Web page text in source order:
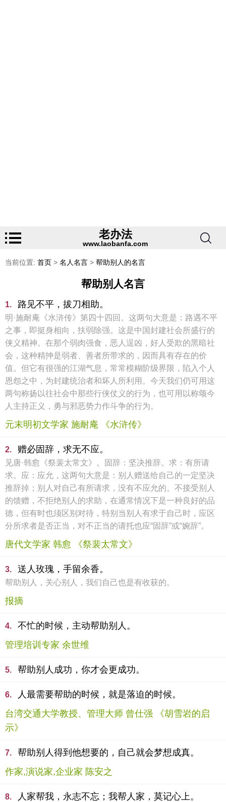
老办法
www.laobanfa.com
当前位置: 首页 > 名人名言 > 帮助别人的名言
帮助别人名言
1. 路见不平，拔刀相助。
明·施耐庵《水浒传》第四十四回。这两句大意是：路遇不平
之事，即挺身相向，扶弱除强。这是中国封建社会所盛行的
侠义精神。在那个弱肉强食，恶人逞凶，好人受欺的黑暗社
会，这种精抻是弱者、善者所带求的，因而具有存在的价
值。但它有很强的江湖气息，常常模糊阶级界限，陷入个人
恩怨之中，为封建统治者和坏人所利用。今天我们仍可用这
两句称扬以往社会中那些行侠仗义的行为，也可用以称颂今
人主持正义，勇与邪恶势力作斗争的行为。
元末明初文学家 施耐庵 《水浒传》
2. 赠必固辞，求无不应。
见唐·韩愈《祭裴太常文》。固辞：坚决推辞。求：有所请
求。应：应允，这两句大意是：别人赠送给自己的一定坚决
推辞掉；别人对自己有所请求，没有不应允的。不接受别人
的馈赠，不拒绝别人的求助，在通常情况下是一种良好的品
德，但有时也须区别对待，特别当别人有求于自己时，应区
分所求者是否正当，对不正当的请托也应“固辞”或“婉辞”。
唐代文学家 韩愈 《祭裴太常文》
3. 送人玫瑰，手留余香。
帮助别人，关心别人，我们自己也是有收获的。
报摘
4.
不忙的时候，主动帮助别人。
管理培训专家 余世维
5. 帮助别人成功，你才会更成功。
6.
人最需要帮助的时候，就是落迫的时候。
台湾交通大学教授、管理大师 曾仕强 《胡雪岩的启
示》
7.
帮助别人得到他想要的，自己就会梦想成真。
作家,演说家,企业家 陈安之
8.
人家帮我，永志不忘；我帮人家，莫记心上。